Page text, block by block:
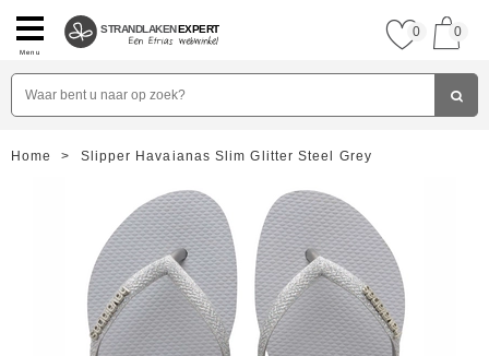
Menu
STRANDLAKENEXPERT 0 0
Home > Slipper Havaianas Slim Glitter Steel Grey